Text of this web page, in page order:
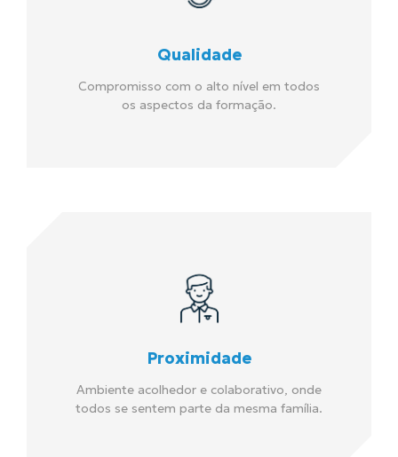
Qualidade
Compromisso com o alto nível em todos
os aspectos da formação.
Proximidade
Ambiente acolhedor e colaborativo, onde
todos se sentem parte da mesma família.